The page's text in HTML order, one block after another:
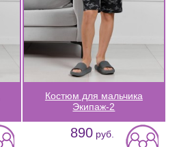
Костюм для мальчика
Экипаж-2
890 руб.